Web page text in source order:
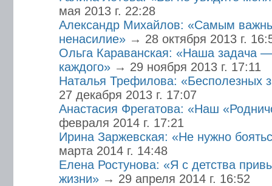
мая 2013 г. 22:28
Александр Михайлов: «Самым
ненасилие» → 28 октября 2013 г.
Ольга Караванская: «Наша задача
каждого» → 29 ноября 2013 г. 17:11
Наталья Трефилова: «Бесполезных
27 декабря 2013 г. 17:07
Анастасия Фрегатова: «Наш
февраля 2014 г. 17:21
Ирина Заржевская: «Не нужно
марта 2014 г. 14:48
Елена Ростунова: «Я с детства
жизни» → 29 апреля 2014 г. 16:52